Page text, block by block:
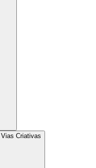
Criativas